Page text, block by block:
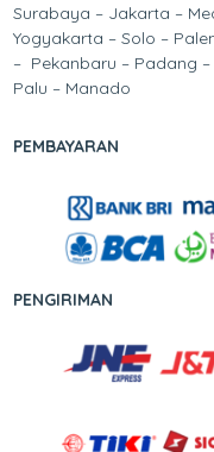
Surabaya – Jakarta –
Yogyakarta – Solo –
– Pekanbaru – Padang
Palu – Manado
PEMBAYARAN
PENGIRIMAN